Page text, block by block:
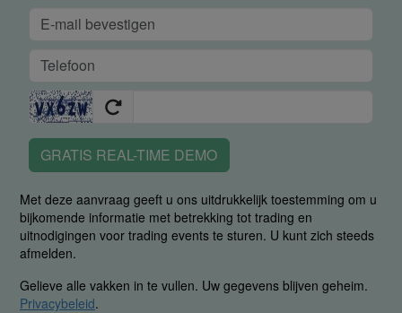
GRATIS REAL-TIME DEMO
Met deze aanvraag geeft u ons uitdrukkelijk toestemming om u
bijkomende informatie met betrekking tot trading en
uitnodigingen voor trading events te sturen. U kunt zich steeds
afmelden.
Gelieve alle vakken in te vullen. Uw gegevens blijven geheim.
Privacybeleid.